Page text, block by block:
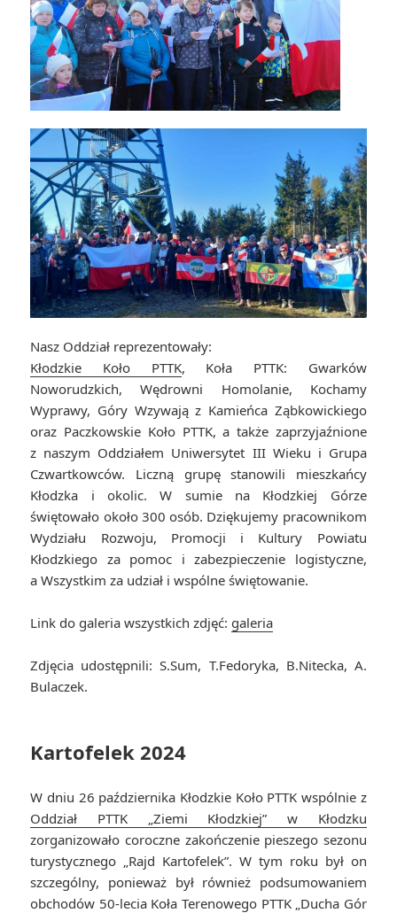
Nasz Oddział reprezentowały:
Kłodzkie Koło PTTK, Koła PTTK: Gwarków
Noworudzkich, Wędrowni Homolanie, Kochamy
Wyprawy, Góry Wzywają z Kamieńca Ząbkowickiego
oraz Paczkowskie Koło PTTK, a także zaprzyjaźnione
z naszym Oddziałem Uniwersytet III Wieku i Grupa
Czwartkowców. Liczną grupę stanowili mieszkańcy
Kłodzka i okolic. W sumie na Kłodzkiej Górze
świętowało około 300 osób. Dziękujemy pracownikom
Wydziału Rozwoju, Promocji i Kultury Powiatu
Kłodzkiego za pomoc i zabezpieczenie logistyczne,
a Wszystkim za udział i wspólne świętowanie.
Link do galeria wszystkich zdjęć: galeria
Zdjęcia udostępnili: S.Sum, T.Fedoryka, B.Nitecka, A.
Bulaczek.
Kartofelek 2024
W dniu 26 października Kłodzkie Koło PTTK wspólnie z
Oddział PTTK „Ziemi Kłodzkiej” w Kłodzku
zorganizowało coroczne zakończenie pieszego sezonu
turystycznego „Rajd Kartofelek”. W tym roku był on
szczególny, ponieważ był również podsumowaniem
obchodów 50-lecia Koła Terenowego PTTK „Ducha Gór